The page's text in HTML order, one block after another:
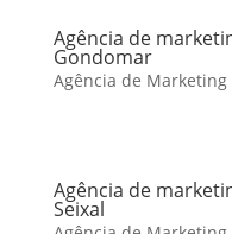
Agência de
Gondomar
Agência de
Agência de
Seixal